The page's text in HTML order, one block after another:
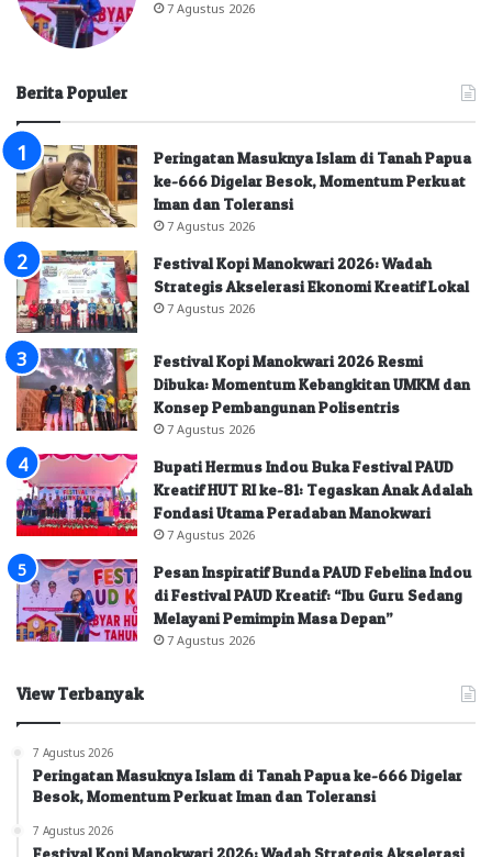
7 Agustus 2026
Berita Populer
Peringatan Masuknya Islam di Tanah Papua
ke-666 Digelar Besok, Momentum Perkuat
Iman dan Toleransi
7 Agustus 2026
Festival Kopi Manokwari 2026: Wadah
Strategis Akselerasi Ekonomi Kreatif Lokal
7 Agustus 2026
Festival Kopi Manokwari 2026 Resmi
Dibuka: Momentum Kebangkitan UMKM dan
Konsep Pembangunan Polisentris
7 Agustus 2026
Bupati Hermus Indou Buka Festival PAUD
Kreatif HUT RI ke-81: Tegaskan Anak Adalah
Fondasi Utama Peradaban Manokwari
7 Agustus 2026
Pesan Inspiratif Bunda PAUD Febelina Indou
di Festival PAUD Kreatif: “Ibu Guru Sedang
Melayani Pemimpin Masa Depan”
7 Agustus 2026
View Terbanyak
7 Agustus 2026
Peringatan Masuknya Islam di Tanah Papua ke-666 Digelar
Besok, Momentum Perkuat Iman dan Toleransi
7 Agustus 2026